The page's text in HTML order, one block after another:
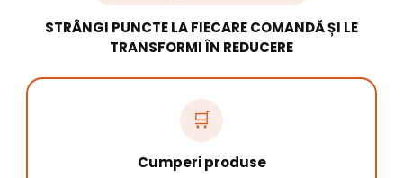
STRÂNGI PUNCTE LA FIECARE COMANDĂ ȘI LE
TRANSFORMI ÎN REDUCERE
🛒
Cumperi produse